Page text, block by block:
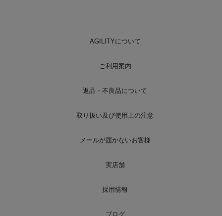
AGILITYについて
ご利用案内
返品・不良品について
取り扱い及び使用上の注意
メールが届かないお客様
実店舗
採用情報
ブログ